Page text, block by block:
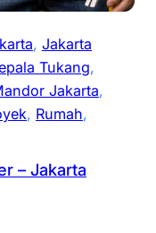
, Jakarta
Tukang
Jakarta
, Rumah
– Jakarta